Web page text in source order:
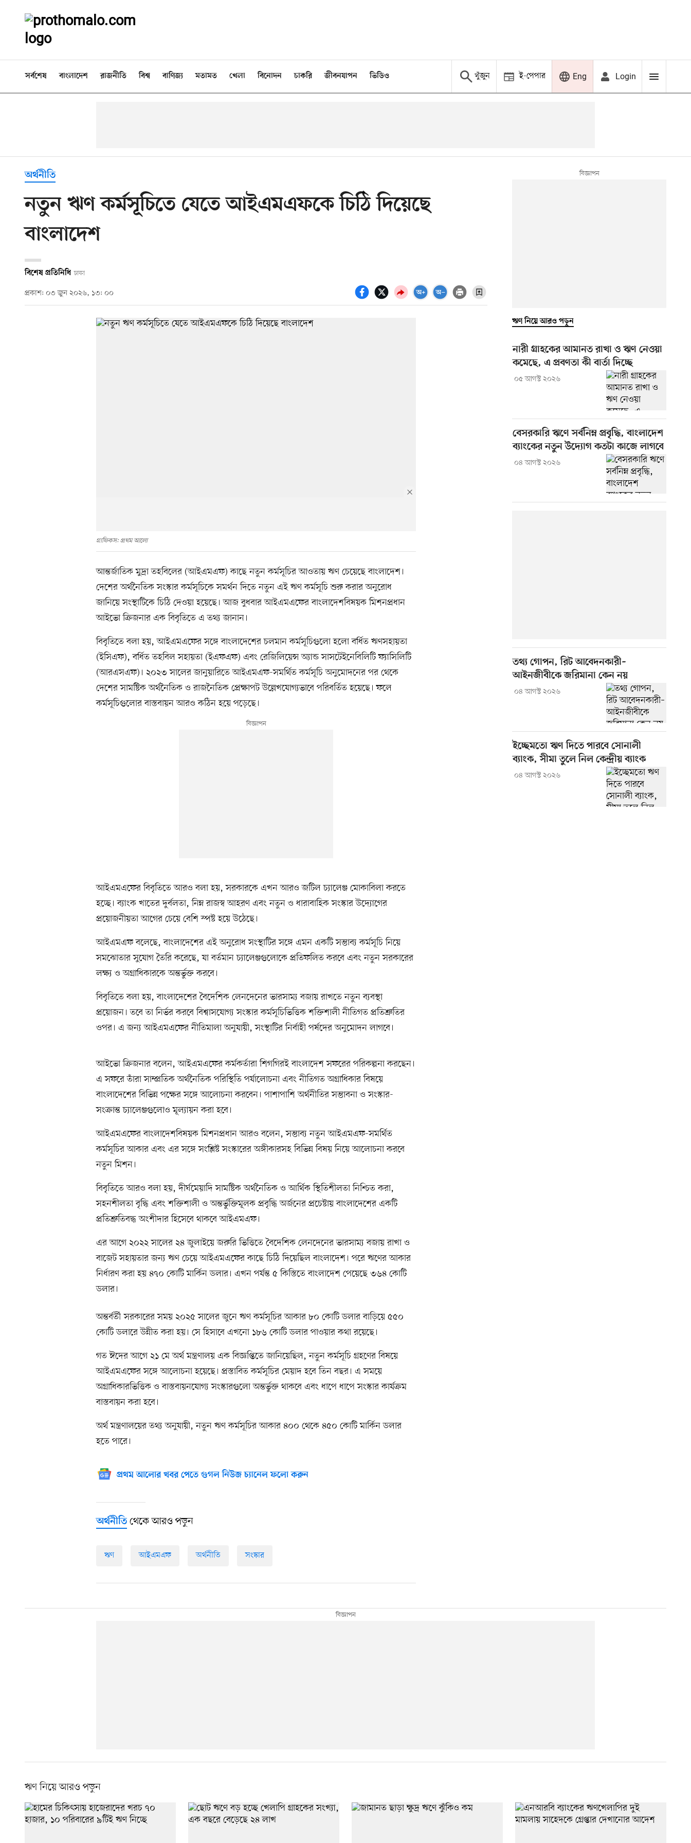
সর্বশেষ বাংলাদেশ রাজনীতি বিশ্ব বাণিজ্য মতামত খেলা বিনোদন চাকরি জীবনযাপন ভিডিও খুঁজুন ই-পেপার Eng Login
অর্থনীতি
নতুন ঋণ কর্মসূচিতে যেতে আইএমএফকে চিঠি দিয়েছে
বাংলাদেশ
বিশেষ প্রতিনিধি ঢাকা
প্রকাশ: ০৩ জুন ২০২৬, ১৩: ০০
গ্রাফিকস: প্রথম আলো
আন্তর্জাতিক মুদ্রা তহবিলের (আইএমএফ) কাছে নতুন কর্মসূচির আওতায় ঋণ চেয়েছে বাংলাদেশ।
দেশের অর্থনৈতিক সংস্কার কর্মসূচিকে সমর্থন দিতে নতুন এই ঋণ কর্মসূচি শুরু করার অনুরোধ
জানিয়ে সংস্থাটিকে চিঠি দেওয়া হয়েছে। আজ বুধবার আইএমএফের বাংলাদেশবিষয়ক মিশনপ্রধান
আইভো ক্রিজনার এক বিবৃতিতে এ তথ্য জানান।
বিবৃতিতে বলা হয়, আইএমএফের সঙ্গে বাংলাদেশের চলমান কর্মসূচিগুলো হলো বর্ধিত ঋণসহায়তা
(ইসিএফ), বর্ধিত তহবিল সহায়তা (ইএফএফ) এবং রেজিলিয়েন্স অ্যান্ড সাসটেইনেবিলিটি ফ্যাসিলিটি
(আরএসএফ)। ২০২৩ সালের জানুয়ারিতে আইএমএফ-সমর্থিত কর্মসূচি অনুমোদনের পর থেকে
দেশের সামষ্টিক অর্থনৈতিক ও রাজনৈতিক প্রেক্ষাপট উল্লেখযোগ্যভাবে পরিবর্তিত হয়েছে। ফলে
কর্মসূচিগুলোর বাস্তবায়ন আরও কঠিন হয়ে পড়েছে।
আইএমএফের বিবৃতিতে আরও বলা হয়, সরকারকে এখন আরও জটিল চ্যালেঞ্জ মোকাবিলা করতে
হচ্ছে। ব্যাংক খাতের দুর্বলতা, নিম্ন রাজস্ব আহরণ এবং নতুন ও ধারাবাহিক সংস্কার উদ্যোগের
প্রয়োজনীয়তা আগের চেয়ে বেশি স্পষ্ট হয়ে উঠেছে।
আইএমএফ বলেছে, বাংলাদেশের এই অনুরোধ সংস্থাটির সঙ্গে এমন একটি সম্ভাব্য কর্মসূচি নিয়ে
সমঝোতার সুযোগ তৈরি করেছে, যা বর্তমান চ্যালেঞ্জগুলোকে প্রতিফলিত করবে এবং নতুন সরকারের
লক্ষ্য ও অগ্রাধিকারকে অন্তর্ভুক্ত করবে।
বিবৃতিতে বলা হয়, বাংলাদেশের বৈদেশিক লেনদেনের ভারসাম্য বজায় রাখতে নতুন ব্যবস্থা
প্রয়োজন। তবে তা নির্ভর করবে বিশ্বাসযোগ্য সংস্কার কর্মসূচিভিত্তিক শক্তিশালী নীতিগত প্রতিশ্রুতির
ওপর। এ জন্য আইএমএফের নীতিমালা অনুযায়ী, সংস্থাটির নির্বাহী পর্ষদের অনুমোদন লাগবে।
আইভো ক্রিজনার বলেন, আইএমএফের কর্মকর্তারা শিগগিরই বাংলাদেশ সফরের পরিকল্পনা করছেন।
এ সফরে তাঁরা সাম্প্রতিক অর্থনৈতিক পরিস্থিতি পর্যালোচনা এবং নীতিগত অগ্রাধিকার বিষয়ে
বাংলাদেশের বিভিন্ন পক্ষের সঙ্গে আলোচনা করবেন। পাশাপাশি অর্থনীতির সম্ভাবনা ও সংস্কার-
সংক্রান্ত চ্যালেঞ্জগুলোও মূল্যায়ন করা হবে।
আইএমএফের বাংলাদেশবিষয়ক মিশনপ্রধান আরও বলেন, সম্ভাব্য নতুন আইএমএফ-সমর্থিত
কর্মসূচির আকার এবং এর সঙ্গে সংশ্লিষ্ট সংস্কারের অঙ্গীকারসহ বিভিন্ন বিষয় নিয়ে আলোচনা করবে
নতুন মিশন।
বিবৃতিতে আরও বলা হয়, দীর্ঘমেয়াদি সামষ্টিক অর্থনৈতিক ও আর্থিক স্থিতিশীলতা নিশ্চিত করা,
সহনশীলতা বৃদ্ধি এবং শক্তিশালী ও অন্তর্ভুক্তিমূলক প্রবৃদ্ধি অর্জনের প্রচেষ্টায় বাংলাদেশের একটি
প্রতিশ্রুতিবদ্ধ অংশীদার হিসেবে থাকবে আইএমএফ।
এর আগে ২০২২ সালের ২৪ জুলাইয়ে জরুরি ভিত্তিতে বৈদেশিক লেনদেনের ভারসাম্য বজায় রাখা ও
বাজেট সহায়তার জন্য ঋণ চেয়ে আইএমএফের কাছে চিঠি দিয়েছিল বাংলাদেশ। পরে ঋণের আকার
নির্ধারণ করা হয় ৪৭০ কোটি মার্কিন ডলার। এখন পর্যন্ত ৫ কিস্তিতে বাংলাদেশ পেয়েছে ৩৬৪ কোটি
ডলার।
অন্তর্বর্তী সরকারের সময় ২০২৫ সালের জুনে ঋণ কর্মসূচির আকার ৮০ কোটি ডলার বাড়িয়ে ৫৫০
কোটি ডলারে উন্নীত করা হয়। সে হিসাবে এখনো ১৮৬ কোটি ডলার পাওয়ার কথা রয়েছে।
গত ঈদের আগে ২১ মে অর্থ মন্ত্রণালয় এক বিজ্ঞপ্তিতে জানিয়েছিল, নতুন কর্মসূচি গ্রহণের বিষয়ে
আইএমএফের সঙ্গে আলোচনা হয়েছে। প্রস্তাবিত কর্মসূচির মেয়াদ হবে তিন বছর। এ সময়ে
অগ্রাধিকারভিত্তিক ও বাস্তবায়নযোগ্য সংস্কারগুলো অন্তর্ভুক্ত থাকবে এবং ধাপে ধাপে সংস্কার কার্যক্রম
বাস্তবায়ন করা হবে।
অর্থ মন্ত্রণালয়ের তথ্য অনুযায়ী, নতুন ঋণ কর্মসূচির আকার ৪০০ থেকে ৪৫০ কোটি মার্কিন ডলার
হতে পারে।
প্রথম আলোর খবর পেতে গুগল নিউজ চ্যানেল ফলো করুন
অর্থনীতি থেকে আরও পড়ুন
ঋণ আইএমএফ অর্থনীতি সংস্কার
ঋণ নিয়ে আরও পড়ুন
নারী গ্রাহকের আমানত রাখা ও ঋণ নেওয়া
কমেছে, এ প্রবণতা কী বার্তা দিচ্ছে
০৫ আগস্ট ২০২৬
বেসরকারি ঋণে সর্বনিম্ন প্রবৃদ্ধি, বাংলাদেশ
ব্যাংকের নতুন উদ্যোগ কতটা কাজে লাগবে
০৪ আগস্ট ২০২৬
তথ্য গোপন, রিট আবেদনকারী–
আইনজীবীকে জরিমানা কেন নয়
০৪ আগস্ট ২০২৬
ইচ্ছেমতো ঋণ দিতে পারবে সোনালী
ব্যাংক, সীমা তুলে নিল কেন্দ্রীয় ব্যাংক
০৪ আগস্ট ২০২৬
ঋণ নিয়ে আরও পড়ুন